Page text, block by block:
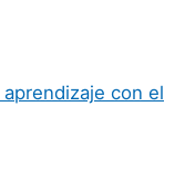
con el